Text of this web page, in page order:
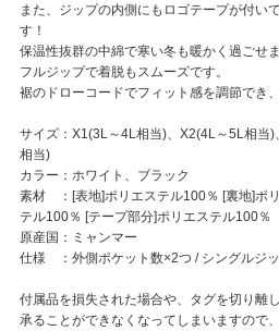
また、ジップの内側にもロゴテープが付い
す！
保温性抜群の中綿で寒い冬も暖かく過ごせま
フルジップで着脱もスムーズです。
裾のドローコードでフィット感を調節でき
サイズ：X1(3L～4L相当)、X2(4L～5L相当
相当)
カラー：ホワイト、ブラック
素材 ：[表地]ポリエステル100％ [裏地]ポ
テル100％ [テープ部分]ポリエステル100％
原産国：ミャンマー
仕様 ：外側ポケット数×2つ / シングルジ
付属品を損失された場合や、タグを切り離
承ることができなくなってしまいますので